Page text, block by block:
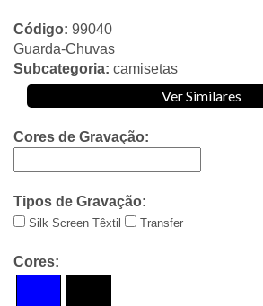
Código: 99040
Guarda-Chuvas
Subcategoria: camisetas
Ver Similares
Cores de Gravação:
Tipos de Gravação:
Silk Screen Têxtil Transfer
Cores: